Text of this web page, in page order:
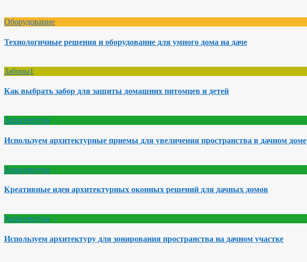
Оборудование
Технологичные решения и оборудование для умного дома на даче
Заборы1
Как выбрать забор для защиты домашних питомцев и детей
Архитектура
Используем архитектурные приемы для увеличения пространства в дачном доме
Архитектура
Креативные идеи архитектурных оконных решений для дачных домов
Архитектура
Используем архитектуру для зонирования пространства на дачном участке